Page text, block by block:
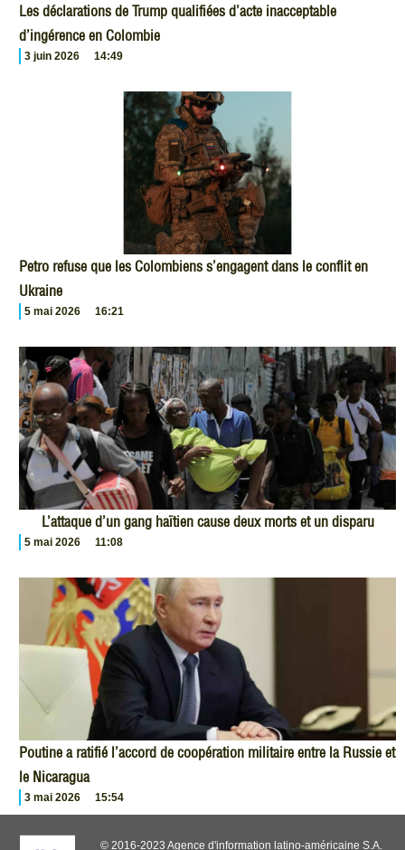
Les déclarations de Trump qualifiées d’acte inacceptable
d’ingérence en Colombie
3 juin 2026 14:49
Petro refuse que les Colombiens s’engagent dans le conflit en
Ukraine
5 mai 2026 16:21
L’attaque d’un gang haïtien cause deux morts et un disparu
5 mai 2026 11:08
Poutine a ratifié l’accord de coopération militaire entre la Russie et
le Nicaragua
3 mai 2026 15:54
© 2016-2023 Agence d'information latino-américaine S.A.